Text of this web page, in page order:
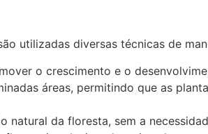
utilizadas diversas técnicas de
o crescimento e o
áreas, permitindo que as
natural da floresta, sem a